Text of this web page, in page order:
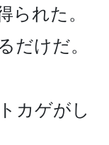
られた。
だけだ。
カゲがし